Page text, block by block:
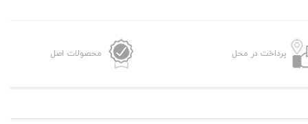
پرداخت در محل محصولات اصل